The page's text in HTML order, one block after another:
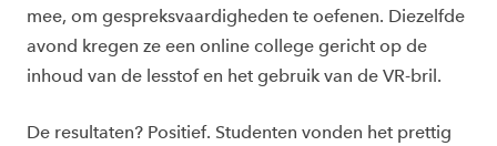
mee, om gespreksvaardigheden te oefenen. Diezelfde
avond kregen ze een online college gericht op de
inhoud van de lesstof en het gebruik van de VR-bril.
De resultaten? Positief. Studenten vonden het prettig